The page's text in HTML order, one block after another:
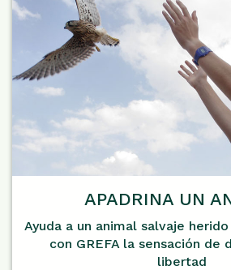
APADRINA UN
Ayuda a un animal salvaje
con GREFA la sensación de
libertad